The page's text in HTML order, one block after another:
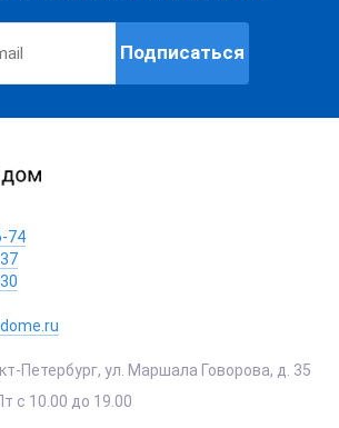
Подписаться
74
Петербург, ул. Маршала Говорова, д. 35
с 10.00 до 19.00